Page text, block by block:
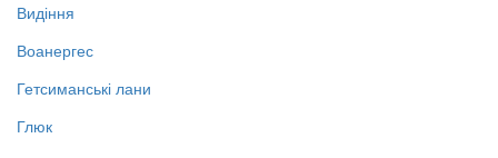
Видіння
Воанергес
Гетсиманські лани
Глюк